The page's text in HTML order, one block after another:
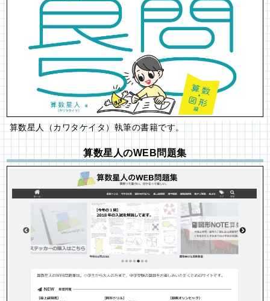
算数星人（カワタケイタ）執筆の書籍です。
算数星人のWEB問題集